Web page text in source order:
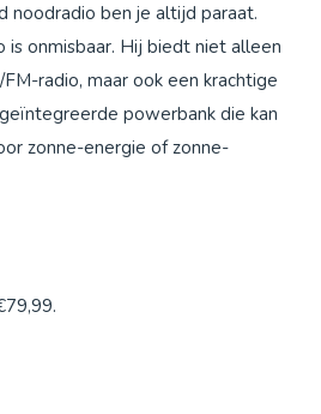
noodradio ben je altijd paraat.
is onmisbaar. Hij biedt niet alleen
radio, maar ook een krachtige
powerbank die kan
zonne-energie of zonne-